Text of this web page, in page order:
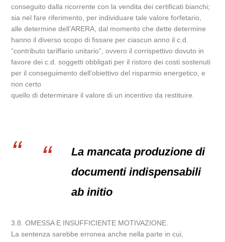
conseguito dalla ricorrente con la vendita dei certificati bianchi;
sia nel fare riferimento, per individuare tale valore forfetario,
alle determine dell’ARERA, dal momento che dette determine
hanno il diverso scopo di fissare per ciascun anno il c.d.
“contributo tariffario unitario”, ovvero il corrispettivo dovuto in
favore dei c.d. soggetti obbligati per il ristoro dei costi sostenuti
per il conseguimento dell’obiettivo del risparmio energetico, e
non certo
quello di determinare il valore di un incentivo da restituire.
La mancata produzione di
documenti indispensabili
ab initio
3.8. OMESSA E INSUFFICIENTE MOTIVAZIONE.
La sentenza sarebbe erronea anche nella parte in cui,